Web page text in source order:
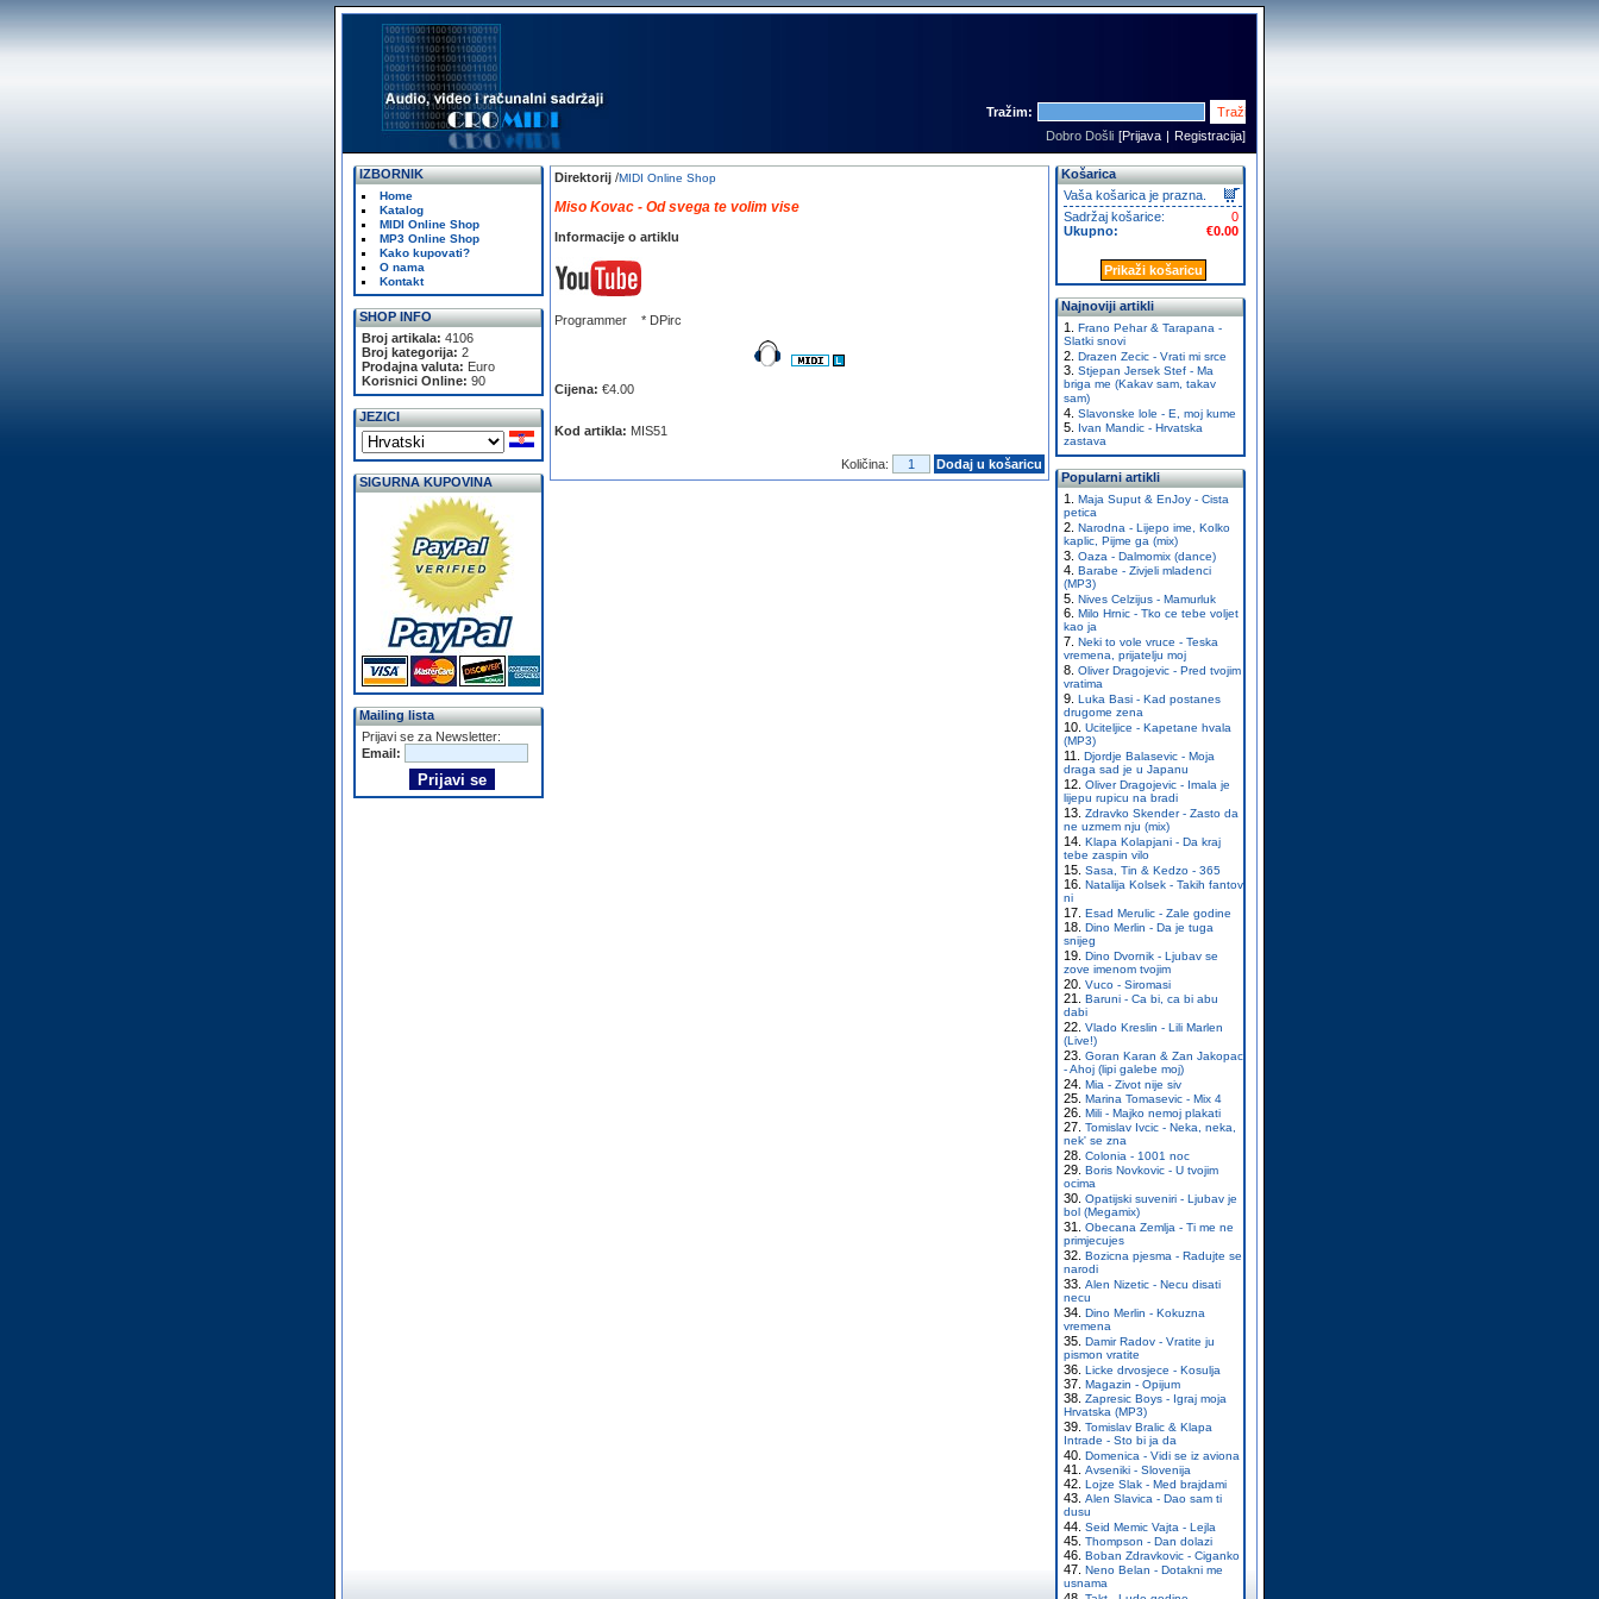
Tražim:
Dobro Došli [Prijava | Registracija]
IZBORNIK
Home
Katalog
MIDI Online Shop
MP3 Online Shop
Kako kupovati?
O nama
Kontakt
SHOP INFO
Broj artikala: 4106
Broj kategorija: 2
Prodajna valuta: Euro
Korisnici Online: 90
JEZICI
SIGURNA KUPOVINA
Mailing lista
Prijavi se za Newsletter:
Email:
Direktorij /MIDI Online Shop
Miso Kovac - Od svega te volim vise
Informacije o artiklu
Programmer * DPirc
Cijena: €4.00
Kod artikla: MIS51
Količina: Dodaj u košaricu
Košarica
Vaša košarica je prazna.
0
Sadržaj košarice:
€0.00
Ukupno:
Prikaži košaricu
Najnoviji artikli
Frano Pehar & Tarapana -
Slatki snovi
Drazen Zecic - Vrati mi srce
Stjepan Jersek Stef - Ma
briga me (Kakav sam, takav
sam)
Slavonske lole - E, moj kume
Ivan Mandic - Hrvatska
zastava
Popularni artikli
Maja Suput & EnJoy - Cista
petica
Narodna - Lijepo ime, Kolko
kaplic, Pijme ga (mix)
Oaza - Dalmomix (dance)
Barabe - Zivjeli mladenci
(MP3)
Nives Celzijus - Mamurluk
Milo Hrnic - Tko ce tebe voljet
kao ja
Neki to vole vruce - Teska
vremena, prijatelju moj
Oliver Dragojevic - Pred tvojim
vratima
Luka Basi - Kad postanes
drugome zena
Uciteljice - Kapetane hvala
(MP3)
Djordje Balasevic - Moja
draga sad je u Japanu
Oliver Dragojevic - Imala je
lijepu rupicu na bradi
Zdravko Skender - Zasto da
ne uzmem nju (mix)
Klapa Kolapjani - Da kraj
tebe zaspin vilo
Sasa, Tin & Kedzo - 365
Natalija Kolsek - Takih fantov
ni
Esad Merulic - Zale godine
Dino Merlin - Da je tuga
snijeg
Dino Dvornik - Ljubav se
zove imenom tvojim
Vuco - Siromasi
Baruni - Ca bi, ca bi abu
dabi
Vlado Kreslin - Lili Marlen
(Live!)
Goran Karan & Zan Jakopac
- Ahoj (lipi galebe moj)
Mia - Zivot nije siv
Marina Tomasevic - Mix 4
Mili - Majko nemoj plakati
Tomislav Ivcic - Neka, neka,
nek' se zna
Colonia - 1001 noc
Boris Novkovic - U tvojim
ocima
Opatijski suveniri - Ljubav je
bol (Megamix)
Obecana Zemlja - Ti me ne
primjecujes
Bozicna pjesma - Radujte se
narodi
Alen Nizetic - Necu disati
necu
Dino Merlin - Kokuzna
vremena
Damir Radov - Vratite ju
pismon vratite
Licke drvosjece - Kosulja
Magazin - Opijum
Zapresic Boys - Igraj moja
Hrvatska (MP3)
Tomislav Bralic & Klapa
Intrade - Sto bi ja da
Domenica - Vidi se iz aviona
Avseniki - Slovenija
Lojze Slak - Med brajdami
Alen Slavica - Dao sam ti
dusu
Seid Memic Vajta - Lejla
Thompson - Dan dolazi
Boban Zdravkovic - Ciganko
Neno Belan - Dotakni me
usnama